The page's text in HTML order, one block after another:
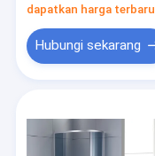
dapatkan harga terbaru
Hubungi sekarang